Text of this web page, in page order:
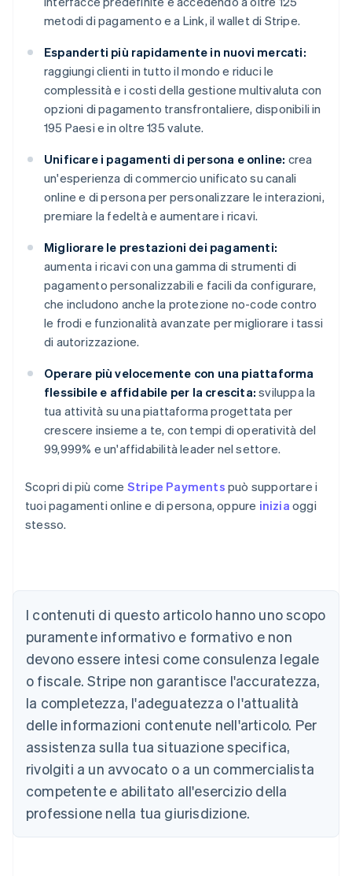
metodi di pagamento e a Link, il wallet di Stripe.
Espanderti più rapidamente in nuovi mercati:
raggiungi clienti in tutto il mondo e riduci le
complessità e i costi della gestione multivaluta con
opzioni di pagamento transfrontaliere, disponibili in
195 Paesi e in oltre 135 valute.
Unificare i pagamenti di persona e online: crea
un'esperienza di commercio unificato su canali
online e di persona per personalizzare le interazioni,
premiare la fedeltà e aumentare i ricavi.
Migliorare le prestazioni dei pagamenti:
aumenta i ricavi con una gamma di strumenti di
pagamento personalizzabili e facili da configurare,
che includono anche la protezione no-code contro
le frodi e funzionalità avanzate per migliorare i tassi
di autorizzazione.
Operare più velocemente con una piattaforma
flessibile e affidabile per la crescita: sviluppa la
tua attività su una piattaforma progettata per
crescere insieme a te, con tempi di operatività del
99,999% e un'affidabilità leader nel settore.
Scopri di più come Stripe Payments può supportare i
tuoi pagamenti online e di persona, oppure inizia oggi
stesso.
I contenuti di questo articolo hanno uno scopo
puramente informativo e formativo e non
devono essere intesi come consulenza legale
o fiscale. Stripe non garantisce l'accuratezza,
la completezza, l'adeguatezza o l'attualità
delle informazioni contenute nell'articolo. Per
assistenza sulla tua situazione specifica,
rivolgiti a un avvocato o a un commercialista
competente e abilitato all'esercizio della
professione nella tua giurisdizione.
English
DeutschEnglish
Belgio
Nederlands Français English
Brasile
PortuguêsEnglish
Bulgaria
Canada
EnglishFrançais
Cina continentale
简体中文English
Cipro